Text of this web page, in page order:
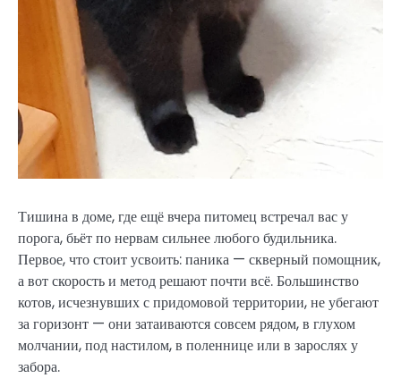
Тишина в доме, где ещё вчера питомец встречал вас у
порога, бьёт по нервам сильнее любого будильника.
Первое, что стоит усвоить: паника — скверный помощник,
а вот скорость и метод решают почти всё. Большинство
котов, исчезнувших с придомовой территории, не убегают
за горизонт — они затаиваются совсем рядом, в глухом
молчании, под настилом, в поленнице или в зарослях у
забора.